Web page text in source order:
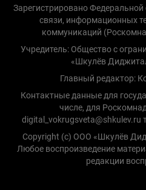
Зарегистрировано
связи, информационных
коммуникаций
Учредитель: Общество с
«Шкулёв
Главный редактор:
Контактные данные для
числе, для
digital_vokrugsveta@shkulev.ru
Copyright (с) ООО «Шкулёв
Любое воспроизведение
редакции